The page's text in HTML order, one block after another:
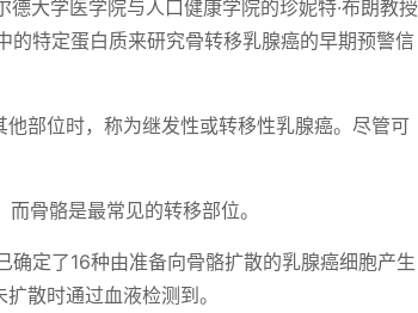
大学医学院与人口健康学院的珍妮特·布朗教授
特定蛋白质来研究骨转移乳腺癌的早期预警信
部位时，称为继发性或转移性乳腺癌。尽管可
骨骼是最常见的转移部位。
确定了16种由准备向骨骼扩散的乳腺癌细胞产生
散时通过血液检测到。